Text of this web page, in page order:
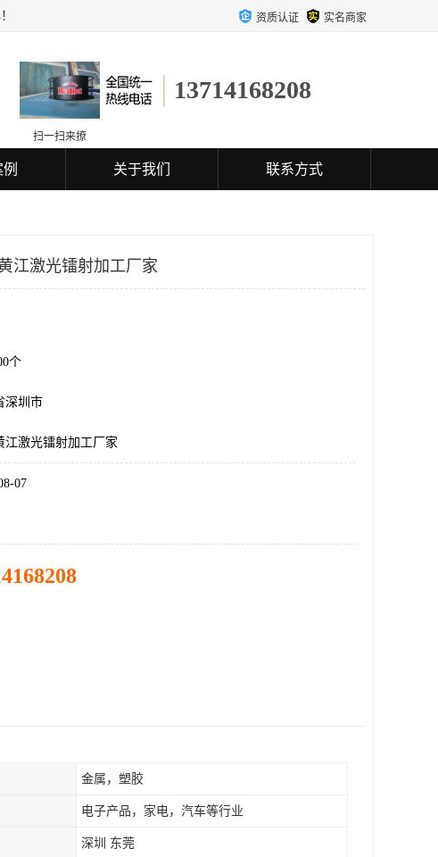
资质认证 实名商家
13714168208
扫一扫来撩
关于我们 联系方式
江激光镭射加工厂家
个
深圳市
江激光镭射加工厂家
07
金属，塑胶
电子产品，家电，汽车等行业
深圳 东莞